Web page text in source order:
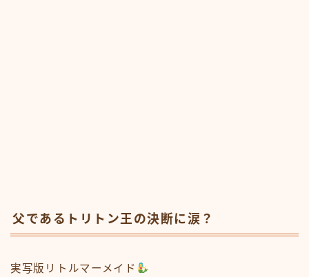
父であるトリトン王の決断に涙？
実写版リトルマーメイド